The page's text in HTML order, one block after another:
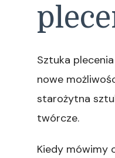
Sztuka
nowe
starożytna
twórcze.
Kiedy mówimy